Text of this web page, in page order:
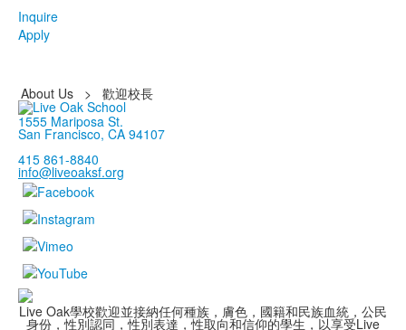
Inquire
Apply
About Us >
歡迎校長
1555 Mariposa St.
San Francisco, CA 94107
415 861-8840
info@liveoaksf.org
Live Oak學校歡迎並接納任何種族，膚色，國籍和民族血統，公民
身份，性別認同，性別表達，性取向和信仰的學生，以享受Live